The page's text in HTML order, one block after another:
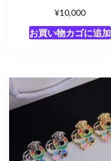
¥10,000
お買い物カゴに追加